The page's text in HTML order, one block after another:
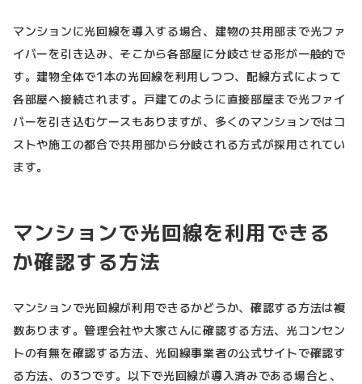
マンションに光回線を導入する場合、建物の共用部まで光ファ
イバーを引き込み、そこから各部屋に分岐させる形が一般的で
す。建物全体で1本の光回線を利用しつつ、配線方式によって
各部屋へ接続されます。戸建てのように直接部屋まで光ファイ
バーを引き込むケースもありますが、多くのマンションではコ
ストや施工の都合で共用部から分岐される方式が採用されてい
ます。
マンションで光回線を利用できる
か確認する方法
マンションで光回線が利用できるかどうか、確認する方法は複
数あります。管理会社や大家さんに確認する方法、光コンセン
トの有無を確認する方法、光回線事業者の公式サイトで確認す
る方法、の3つです。以下で光回線が導入済みである場合と、